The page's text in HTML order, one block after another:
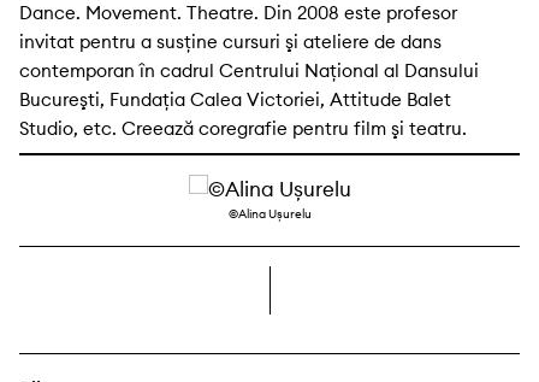
Dance. Movement. Theatre. Din 2008 este profesor
invitat pentru a susţine cursuri şi ateliere de dans
contemporan în cadrul Centrului Naţional al Dansului
Bucureşti, Fundaţia Calea Victoriei, Attitude Balet
Studio, etc. Creează coregrafie pentru film şi teatru.
©Alina Ușurelu